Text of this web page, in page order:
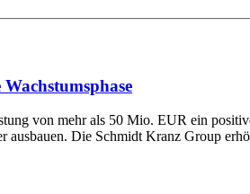
von mehr als 50 Mio. EUR ein
Die Schmidt Kranz Group